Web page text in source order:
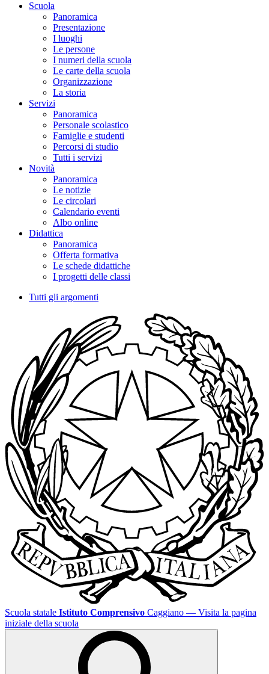
Scuola
Panoramica
Presentazione
I luoghi
Le persone
I numeri della scuola
Le carte della scuola
Organizzazione
La storia
Servizi
Panoramica
Personale scolastico
Famiglie e studenti
Percorsi di studio
Tutti i servizi
Novità
Panoramica
Le notizie
Le circolari
Calendario eventi
Albo online
Didattica
Panoramica
Offerta formativa
Le schede didattiche
I progetti delle classi
Tutti gli argomenti
Scuola statale Istituto Comprensivo Caggiano — Visita la pagina
iniziale della scuola